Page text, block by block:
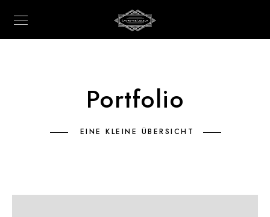
Portfolio
EINE KLEINE ÜBERSICHT